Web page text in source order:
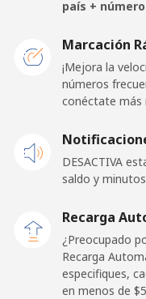
Togo
Línea fija ⁦42.5¢⁩
Tokelau
country
⁦217.5¢⁩
Tonga
país +
Marcación
¡Mejora la
números
conéctate más
DESACTIVA
saldo y
Recarga
¿Preocupado
Recarga
especifiques,
en menos de